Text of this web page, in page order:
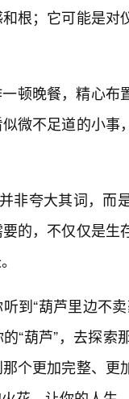
根；它可能是
顿晚餐，精心
微不足道的小
非夸大其词，
的，不仅仅是
到“葫芦里边不
“葫芦”，去探
个更加完整、